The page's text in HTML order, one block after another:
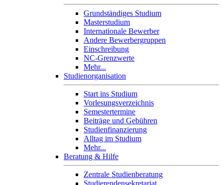
Grundständiges Studium
Masterstudium
Internationale Bewerber
Andere Bewerbergruppen
Einschreibung
NC-Grenzwerte
Mehr...
Studienorganisation
Start ins Studium
Vorlesungsverzeichnis
Semestertermine
Beiträge und Gebühren
Studienfinanzierung
Alltag im Studium
Mehr...
Beratung & Hilfe
Zentrale Studienberatung
Studierendensekretariat